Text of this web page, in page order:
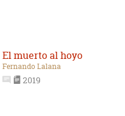
El muerto al hoyo
Fernando Lalana
2019